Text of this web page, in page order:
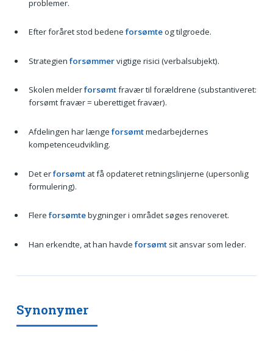
problemer.
Efter foråret stod bedeneforsømteog tilgroede.
Strategienforsømmervigtige risici (verbalsubjekt).
Skolen melderforsømtfravær til forældrene (substantiveret:
forsømt fravær = uberettiget fravær).
Afdelingen har længeforsømtmedarbejdernes
kompetenceudvikling.
Det erforsømtat få opdateret retningslinjerne (upersonlig
formulering).
Flereforsømtebygninger i området søges renoveret.
Han erkendte, at han havdeforsømtsit ansvar som leder.
Synonymer